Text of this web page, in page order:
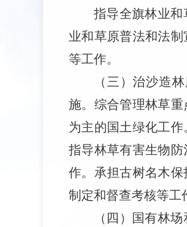
指导全旗林业
业和草原普法和法
等工作。
（三）治沙造
施。综合管理林草
为主的国土绿化工
指导林草有害生物
作。承担古树名木
制定和督查考核等工
（四）国有林